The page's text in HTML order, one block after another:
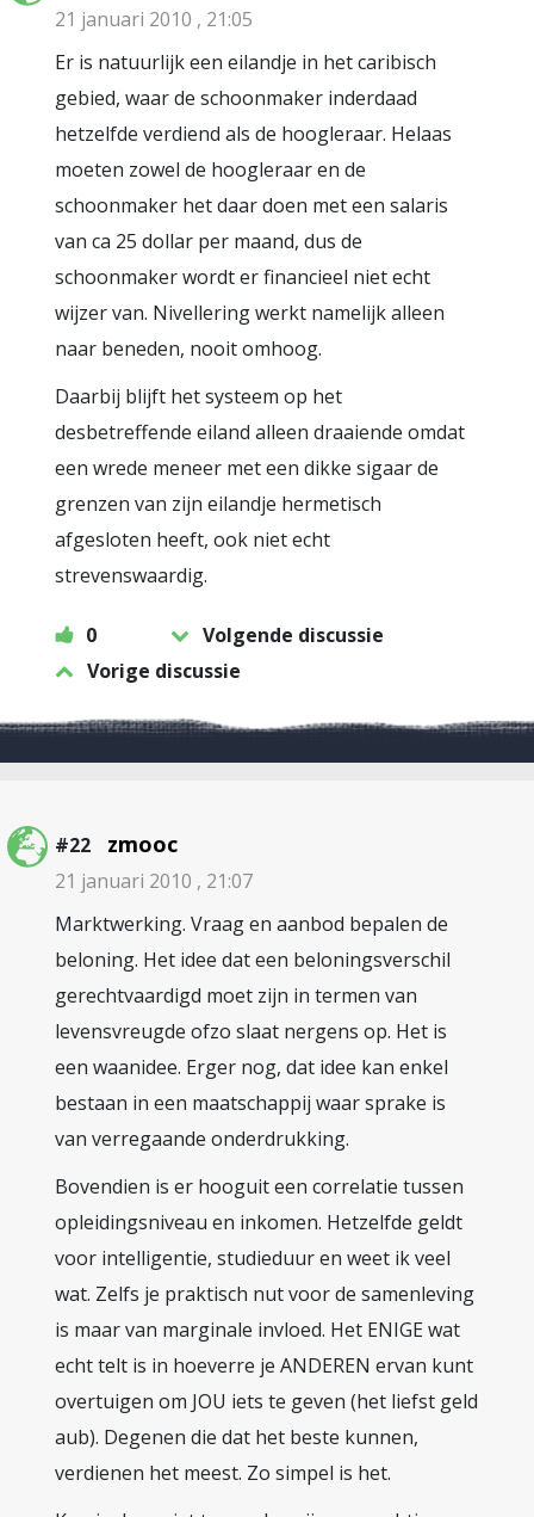
21 januari 2010 , 21:05
Er is natuurlijk een eilandje in het caribisch
gebied, waar de schoonmaker inderdaad
hetzelfde verdiend als de hoogleraar. Helaas
moeten zowel de hoogleraar en de
schoonmaker het daar doen met een salaris
van ca 25 dollar per maand, dus de
schoonmaker wordt er financieel niet echt
wijzer van. Nivellering werkt namelijk alleen
naar beneden, nooit omhoog.
Daarbij blijft het systeem op het
desbetreffende eiland alleen draaiende omdat
een wrede meneer met een dikke sigaar de
grenzen van zijn eilandje hermetisch
afgesloten heeft, ook niet echt
strevenswaardig.
0
Volgende discussie
Vorige discussie
#22 zmooc
21 januari 2010 , 21:07
Marktwerking. Vraag en aanbod bepalen de
beloning. Het idee dat een beloningsverschil
gerechtvaardigd moet zijn in termen van
levensvreugde ofzo slaat nergens op. Het is
een waanidee. Erger nog, dat idee kan enkel
bestaan in een maatschappij waar sprake is
van verregaande onderdrukking.
Bovendien is er hooguit een correlatie tussen
opleidingsniveau en inkomen. Hetzelfde geldt
voor intelligentie, studieduur en weet ik veel
wat. Zelfs je praktisch nut voor de samenleving
is maar van marginale invloed. Het ENIGE wat
echt telt is in hoeverre je ANDEREN ervan kunt
overtuigen om JOU iets te geven (het liefst geld
aub). Degenen die dat het beste kunnen,
verdienen het meest. Zo simpel is het.